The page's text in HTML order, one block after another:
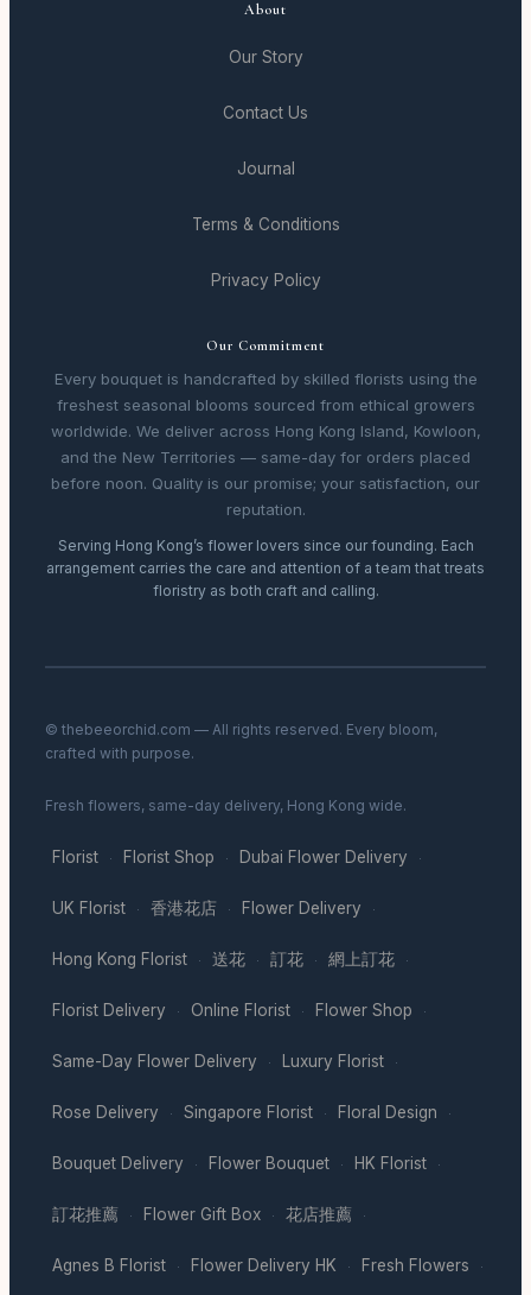
About
Our Story
Contact Us
Journal
Terms & Conditions
Privacy Policy
Our Commitment
Every bouquet is handcrafted by skilled florists using the
freshest seasonal blooms sourced from ethical growers
worldwide. We deliver across Hong Kong Island, Kowloon,
and the New Territories — same-day for orders placed
before noon. Quality is our promise; your satisfaction, our
reputation.
Serving Hong Kong’s flower lovers since our founding. Each
arrangement carries the care and attention of a team that treats
floristry as both craft and calling.
© thebeeorchid.com — All rights reserved. Every bloom,
crafted with purpose.
Fresh flowers, same-day delivery, Hong Kong wide.
Florist · Florist Shop · Dubai Flower Delivery ·
UK Florist · 香港花店 · Flower Delivery ·
Hong Kong Florist · 送花 · 訂花 · 網上訂花 ·
Florist Delivery · Online Florist · Flower Shop ·
Same-Day Flower Delivery · Luxury Florist ·
Rose Delivery · Singapore Florist · Floral Design ·
Bouquet Delivery · Flower Bouquet · HK Florist ·
訂花推薦 · Flower Gift Box · 花店推薦 ·
Agnes B Florist · Flower Delivery HK · Fresh Flowers ·